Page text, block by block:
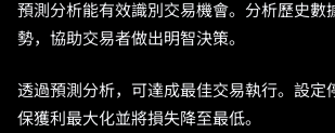
預測分析能有效識別交易機會。分析歷史數
勢，協助交易者做出明智決策。
透過預測分析，可達成最佳交易執行。設定
保獲利最大化並將損失降至最低。